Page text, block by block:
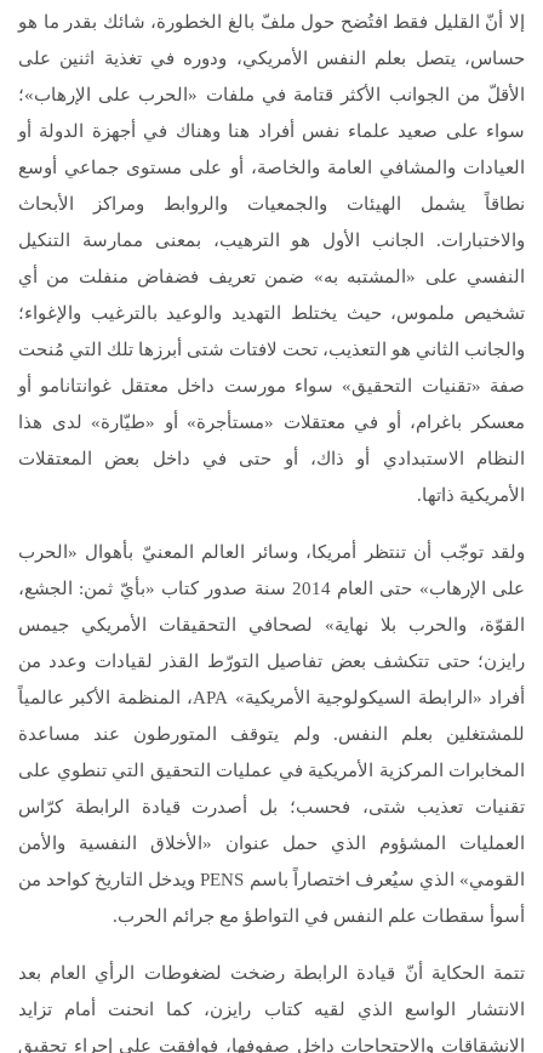
إلا أنّ القليل فقط افتُضح حول ملفّ بالغ الخطورة، شائك بقدر ما هو
حساس، يتصل بعلم النفس الأمريكي، ودوره في تغذية اثنين على
الأقلّ من الجوانب الأكثر قتامة في ملفات «الحرب على الإرهاب»؛
سواء على صعيد علماء نفس أفراد هنا وهناك في أجهزة الدولة أو
العيادات والمشافي العامة والخاصة، أو على مستوى جماعي أوسع
نطاقاً يشمل الهيئات والجمعيات والروابط ومراكز الأبحاث
والاختبارات. الجانب الأول هو الترهيب، بمعنى ممارسة التنكيل
النفسي على «المشتبه به» ضمن تعريف فضفاض منفلت من أي
تشخيص ملموس، حيث يختلط التهديد والوعيد بالترغيب والإغواء؛
والجانب الثاني هو التعذيب، تحت لافتات شتى أبرزها تلك التي مُنحت
صفة «تقنيات التحقيق» سواء مورست داخل معتقل غوانتانامو أو
معسكر باغرام، أو في معتقلات «مستأجرة» أو «طيّارة» لدى هذا
النظام الاستبدادي أو ذاك، أو حتى في داخل بعض المعتقلات
الأمريكية ذاتها.
ولقد توجّب أن تنتظر أمريكا، وسائر العالم المعنيّ بأهوال «الحرب
على الإرهاب» حتى العام 2014 سنة صدور كتاب «بأيّ ثمن: الجشع،
القوّة، والحرب بلا نهاية» لصحافي التحقيقات الأمريكي جيمس
رايزن؛ حتى تتكشف بعض تفاصيل التورّط القذر لقيادات وعدد من
أفراد «الرابطة السيكولوجية الأمريكية» APA، المنظمة الأكبر عالمياً
للمشتغلين بعلم النفس. ولم يتوقف المتورطون عند مساعدة
المخابرات المركزية الأمريكية في عمليات التحقيق التي تنطوي على
تقنيات تعذيب شتى، فحسب؛ بل أصدرت قيادة الرابطة كرّاس
العمليات المشؤوم الذي حمل عنوان «الأخلاق النفسية والأمن
القومي» الذي سيُعرف اختصاراً باسم PENS ويدخل التاريخ كواحد من
أسوأ سقطات علم النفس في التواطؤ مع جرائم الحرب.
تتمة الحكاية أنّ قيادة الرابطة رضخت لضغوطات الرأي العام بعد
الانتشار الواسع الذي لقيه كتاب رايزن، كما انحنت أمام تزايد
الانشقاقات والاحتجاجات داخل صفوفها، فوافقت على إجراء تحقيق